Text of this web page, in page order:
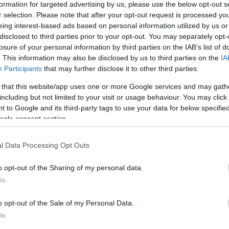
for targeted advertising by us, please use the below opt-out
selection. Please note that after your opt-out request is processed
interest-based ads based on personal information utilized by us
to third parties prior to your opt-out. You may separately
of your personal information by third parties on the IAB’s list of
This information may also be disclosed by us to third parties on the
Participants that may further disclose it to other third parties.
that this website/app uses one or more Google services and may
but not limited to your visit or usage behaviour. You may
to Google and its third-party tags to use your data for below
consent section.
Data Processing Opt Outs
opt-out of the Sharing of my personal data.
opt-out of the Sale of my Personal Data.
League στην Αλβανία
με τολμηρή φωτογράφιση
Βαλεντίνο
της εκπομπής του Champions League στη
φωτογραφήθηκε με τα εσώρουχα για χάρη του
παρουσιάστρια Εύα
δίπλα στους παίκτες της
στα γήπεδα της Γερμανίας -
φωτογραφίες
Champions League στη γειτονική Αλβανία φόρεσε
52